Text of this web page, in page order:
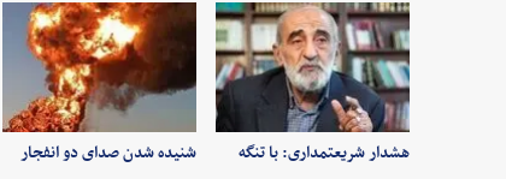
هشدار شریعتمداری: با تنگه
شنیده شدن صدای دو انفجار